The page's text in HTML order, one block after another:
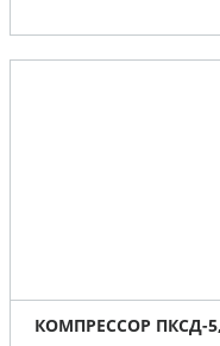
КОМПРЕССОР ПКСД-